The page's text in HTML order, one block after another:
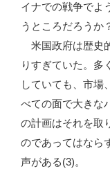
イナでの戦争でよ
うところだろうか
米国政府は歴史
りすぎていた。多
していても、市場
べての面で大きな
の計画はそれを取
のであってはなら
声がある(3)。